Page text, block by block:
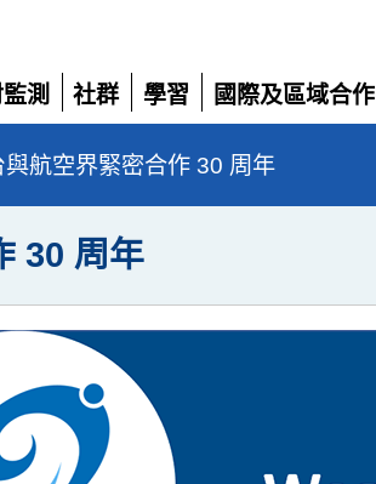
測
社群
展
開
學習
展
開
國際及區域合作
展
開
航空界緊密合作 30 周年
30 周年